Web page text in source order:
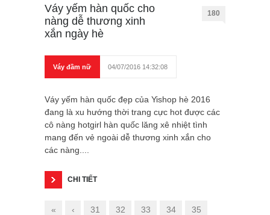
Váy yếm hàn quốc cho
nàng dễ thương xinh
xắn ngày hè
180
Váy đầm nữ 04/07/2016 14:32:08
Váy yếm hàn quốc đẹp của Yishop hè 2016
đang là xu hướng thời trang cực hot được các
cô nàng hotgirl hàn quốc lăng xê nhiệt tình
mang đến vẻ ngoài dễ thương xinh xắn cho
các nàng....
CHI TIẾT
« ‹ 31 32 33 34
35